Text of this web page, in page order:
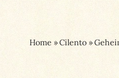
Home »Cilento»